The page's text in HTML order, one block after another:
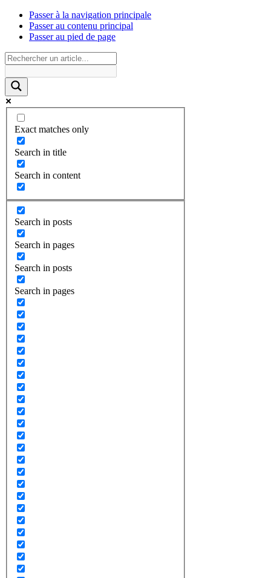
Passer à la navigation principale
Passer au contenu principal
Passer au pied de page
Exact matches only
Search in title
Search in content
Search in posts
Search in pages
Search in posts
Search in pages